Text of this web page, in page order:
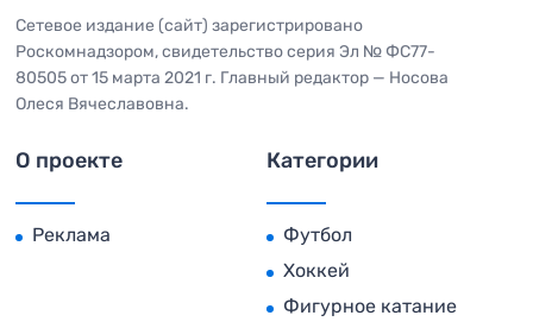
Сетевое издание (сайт) зарегистрировано
Роскомнадзором, свидетельство серия Эл № ФС77-
80505 от 15 марта 2021 г. Главный редактор — Носова
Олеся Вячеславовна.
О проекте
Реклама
Категории
Футбол
Хоккей
Фигурное катание